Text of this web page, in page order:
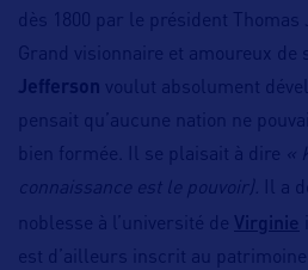
dès 1800 par le président Thomas
Grand visionnaire et amoureux de
Jefferson voulut absolument
pensait qu’aucune nation ne
bien formée. Il se plaisait à dire
«
connaissance est le pouvoir).
Il a
noblesse à l’université de Virginie
est d’ailleurs inscrit au patrimoine